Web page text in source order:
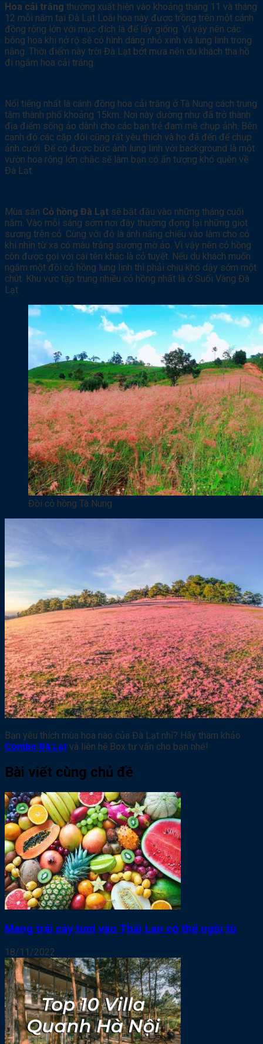
Hoa cải trắng thường xuất hiện vào khoảng tháng 11 và tháng
12 mỗi năm tại Đà Lạt Loài hoa này được trồng trên một cánh
đồng rộng lớn với mục đích là để lấy giống. Vì vậy nên các
bông hoa khi nở rộ sẽ có hình dáng nhỏ xinh và lung linh trong
nắng. Thời điểm này trời Đà Lạt bớt mưa nên du khách tha hồ
đi ngắm hoa cải trắng.
Nổi tiếng nhất là cánh đồng hoa cải trắng ở Tà Nung cách trung
tâm thành phố khoảng 15km. Nơi này dường như đã trở thành
địa điểm sống ảo dành cho các bạn trẻ đam mê chụp ảnh. Bên
cạnh đó các cặp đôi cũng rất yêu thích và họ đã đến để chụp
ảnh cưới. Để có được bức ảnh lung linh với background là một
vườn hoa rộng lớn chắc sẽ làm bạn có ấn tượng khó quên về
Đà Lạt.
Mùa săn Cỏ hồng Đà Lạt sẽ bắt đầu vào những tháng cuối
năm. Vào mỗi sáng sớm nơi đây thường đọng lại những giọt
sương trên cỏ. Cùng với đó là ánh nắng chiếu vào làm cho cỏ
khi nhìn từ xa có màu trắng sương mờ ảo. Vì vậy nên cỏ hồng
còn được gọi với cái tên khác là cỏ tuyết. Nếu du khách muốn
ngắm một đồi cỏ hồng lung linh thì phải chịu khó dậy sớm một
chút. Khu vực tập trung nhiều cỏ hồng nhất là ở Suối Vàng Đà
Lạt.
Đồi cỏ hồng Tà Nung
Bạn yêu thích mùa hoa nào của Đà Lạt nhỉ? Hãy tham khảo
Combo Đà Lạt và liên hệ Box tư vấn cho bạn nhé!
Bài viết cùng chủ đề
Mang trái cây tươi vào Thái Lan có thể ngồi tù
18/11/2022